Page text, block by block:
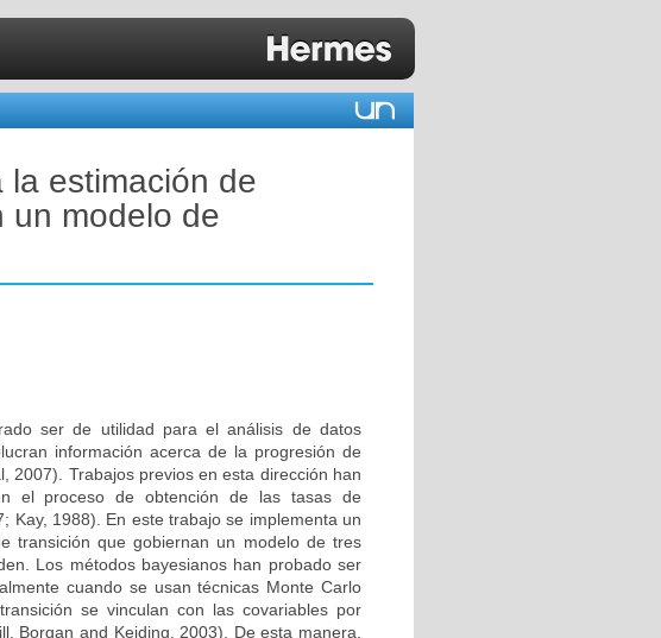
la estimación de
un modelo de
ser de utilidad para el análisis de datos
información acerca de la progresión de
2007). Trabajos previos en esta dirección han
el proceso de obtención de las tasas de
Kay, 1988). En este trabajo se implementa un
transición que gobiernan un modelo de tres
Los métodos bayesianos han probado ser
cuando se usan técnicas Monte Carlo
se vinculan con las covariables por
Borgan and Keiding, 2003). De esta manera,